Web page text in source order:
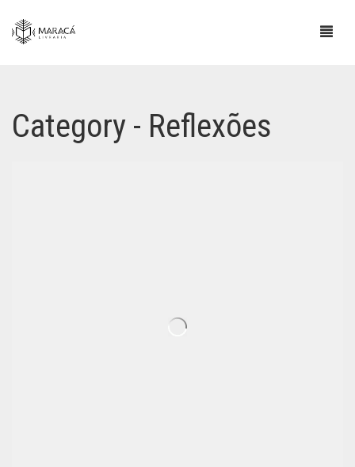
Category - Reflexões